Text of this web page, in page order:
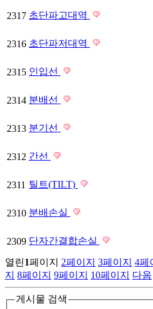
2317 초단파고대역
2316 초단파저대역
2315 인입선
2314 분배선
2313 분기선
2312 간선
2311 틸트(TILT)
2310 분배손실
2309 단자간결합손실
열린1페이지 2페이지 3페이지 4페
지 8페이지 9페이지 10페이지 다음
게시물 검색